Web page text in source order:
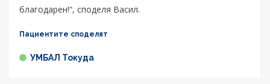
благодарен!“, споделя Васил.
Пациентите споделят
УМБАЛ Токуда